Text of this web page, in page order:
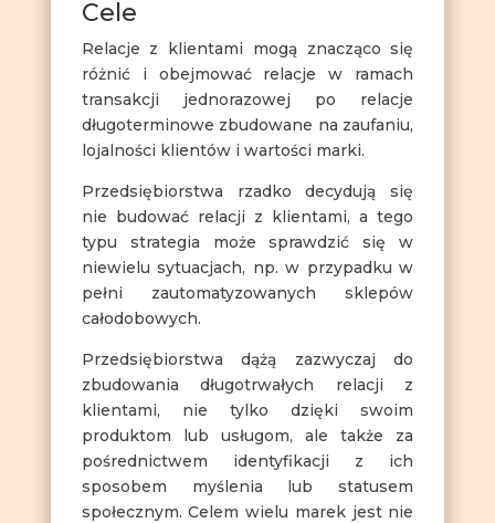
Cele
Relacje z klientami mogą znacząco się
różnić i obejmować relacje w ramach
transakcji jednorazowej po relacje
długoterminowe zbudowane na zaufaniu,
lojalności klientów i wartości marki.
Przedsiębiorstwa rzadko decydują się
nie budować relacji z klientami, a tego
typu strategia może sprawdzić się w
niewielu sytuacjach, np. w przypadku w
pełni zautomatyzowanych sklepów
całodobowych.
Przedsiębiorstwa dążą zazwyczaj do
zbudowania długotrwałych relacji z
klientami, nie tylko dzięki swoim
produktom lub usługom, ale także za
pośrednictwem identyfikacji z ich
sposobem myślenia lub statusem
społecznym. Celem wielu marek jest nie